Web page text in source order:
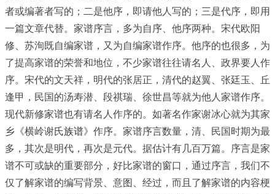
者或编著者写的；二是他序，即请他人写的；三是代序，即用
一篇文章代替。家谱序言，多为自序、他序两种。宋代欧阳
修、苏洵既自编家谱，又为自编家谱作序。他序的也很多，为
了提高家谱的荣誉和地位，不少家谱往往请名人、政界要人作
序。宋代的文天祥，明代的张居正，清代的赵翼、张廷玉、丘
逢甲，民国的汤寿潜、段祺瑞、徐世昌等就为他人家谱作序。
现代新修家谱也有请名人作序的。如著名作家谢冰心就为其家
乡《横岭谢氏族谱》作序。家谱序言数量，清、民国时期为最
多，其次是明代，再次是元代。据估计有几百万篇。序言是家
谱不可或缺的重要部分，好比家谱的窗口，通过序言，我们不
仅了解家谱的编写背景、意图、经过，而且了解家谱的内容梗